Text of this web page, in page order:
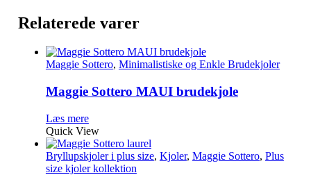
Relaterede varer
Maggie Sottero, Minimalistiske og Enkle Brudekjoler
Maggie Sottero MAUI brudekjole
Læs mere
Quick View
Bryllupskjoler i plus size, Kjoler, Maggie Sottero, Plus
size kjoler kollektion